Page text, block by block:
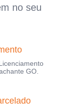
no seu
GO.